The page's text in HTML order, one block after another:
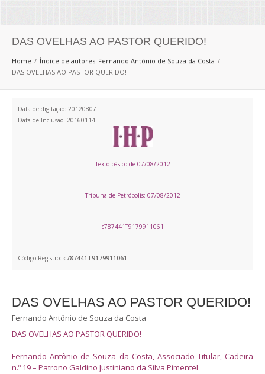
DAS OVELHAS AO PASTOR QUERIDO!
Home Índice de autores Fernando Antônio de Souza da Costa
DAS OVELHAS AO PASTOR QUERIDO!
Data de digitação: 20120807
Data de Inclusão: 20160114
Texto básico de 07/08/2012
Tribuna de Petrópolis: 07/08/2012
c787441T9179911061
Código Registro: c787441T9179911061
DAS OVELHAS AO PASTOR QUERIDO!
Fernando Antônio de Souza da Costa
DAS OVELHAS AO PASTOR QUERIDO!
Fernando Antônio de Souza da Costa, Associado Titular, Cadeira
n.º 19 – Patrono Galdino Justiniano da Silva Pimentel